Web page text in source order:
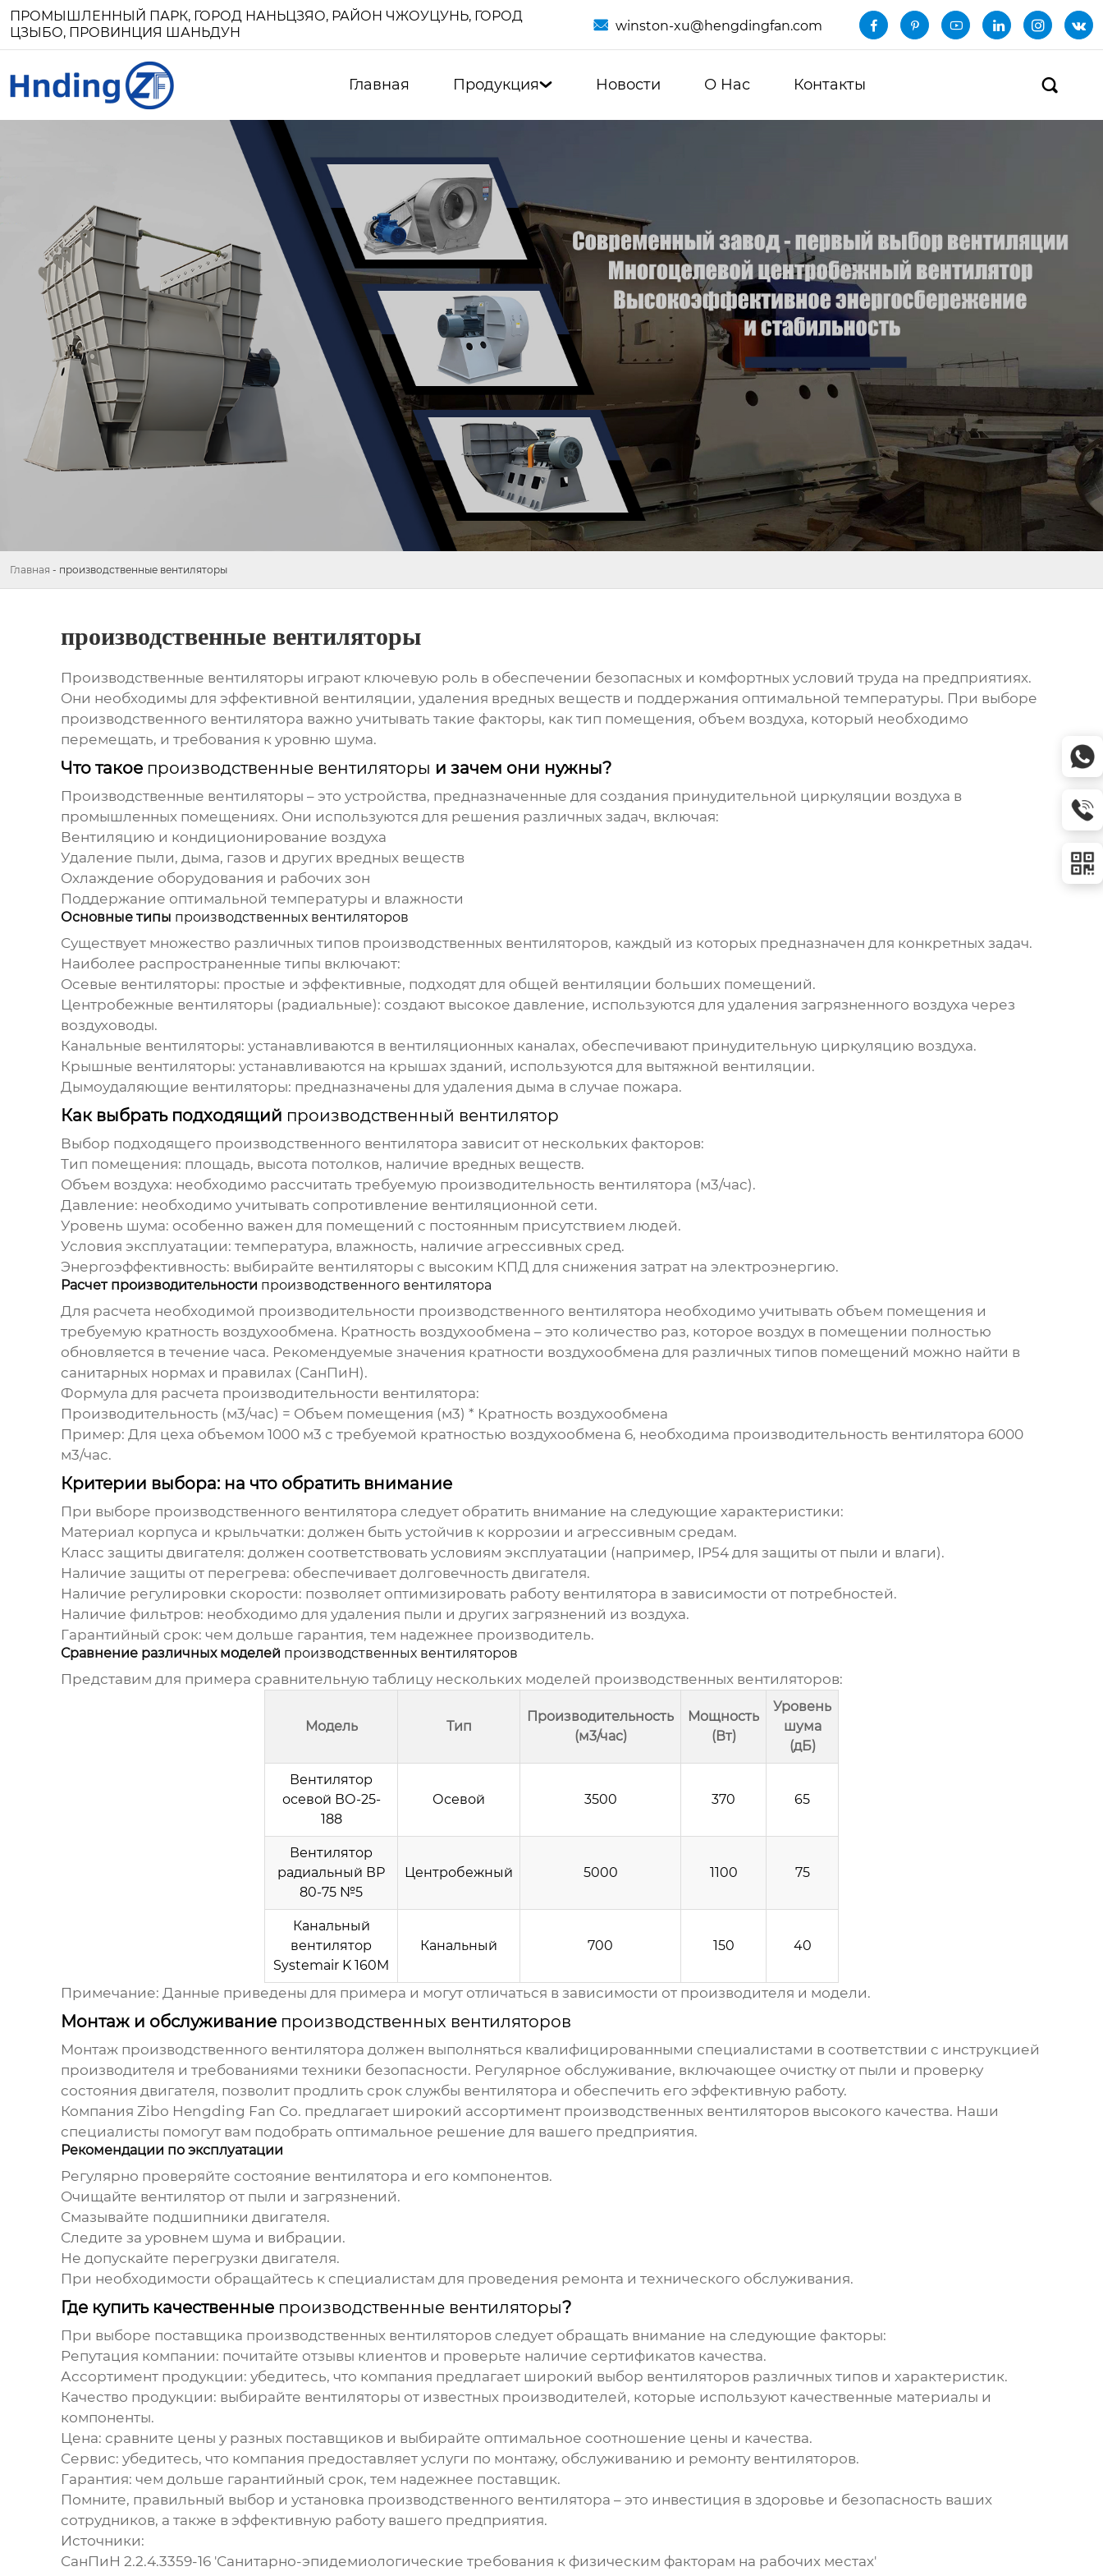
ПРОМЫШЛЕННЫЙ ПАРК, ГОРОД НАНЬЦЗЯО, РАЙОН ЧЖОУЦУНЬ, ГОРОД
ЦЗЫБО, ПРОВИНЦИЯ ШАНЬДУН
 winston-xu@hengdingfan.com      
Главная Продукция Новости О Нас Контакты 
Главная - производственные вентиляторы
производственные вентиляторы
Производственные вентиляторы играют ключевую роль в обеспечении безопасных и комфортных условий труда на предприятиях.
Они необходимы для эффективной вентиляции, удаления вредных веществ и поддержания оптимальной температуры. При выборе
производственного вентилятора важно учитывать такие факторы, как тип помещения, объем воздуха, который необходимо
перемещать, и требования к уровню шума.
Что такое производственные вентиляторы и зачем они нужны?
Производственные вентиляторы – это устройства, предназначенные для создания принудительной циркуляции воздуха в
промышленных помещениях. Они используются для решения различных задач, включая:
Вентиляцию и кондиционирование воздуха
Удаление пыли, дыма, газов и других вредных веществ
Охлаждение оборудования и рабочих зон
Поддержание оптимальной температуры и влажности
Основные типы производственных вентиляторов
Существует множество различных типов производственных вентиляторов, каждый из которых предназначен для конкретных задач.
Наиболее распространенные типы включают:
Осевые вентиляторы: простые и эффективные, подходят для общей вентиляции больших помещений.
Центробежные вентиляторы (радиальные): создают высокое давление, используются для удаления загрязненного воздуха через
воздуховоды.
Канальные вентиляторы: устанавливаются в вентиляционных каналах, обеспечивают принудительную циркуляцию воздуха.
Крышные вентиляторы: устанавливаются на крышах зданий, используются для вытяжной вентиляции.
Дымоудаляющие вентиляторы: предназначены для удаления дыма в случае пожара.
Как выбрать подходящий производственный вентилятор
Выбор подходящего производственного вентилятора зависит от нескольких факторов:
Тип помещения: площадь, высота потолков, наличие вредных веществ.
Объем воздуха: необходимо рассчитать требуемую производительность вентилятора (м3/час).
Давление: необходимо учитывать сопротивление вентиляционной сети.
Уровень шума: особенно важен для помещений с постоянным присутствием людей.
Условия эксплуатации: температура, влажность, наличие агрессивных сред.
Энергоэффективность: выбирайте вентиляторы с высоким КПД для снижения затрат на электроэнергию.
Расчет производительности производственного вентилятора
Для расчета необходимой производительности производственного вентилятора необходимо учитывать объем помещения и
требуемую кратность воздухообмена. Кратность воздухообмена – это количество раз, которое воздух в помещении полностью
обновляется в течение часа. Рекомендуемые значения кратности воздухообмена для различных типов помещений можно найти в
санитарных нормах и правилах (СанПиН).
Формула для расчета производительности вентилятора:
Производительность (м3/час) = Объем помещения (м3) * Кратность воздухообмена
Пример: Для цеха объемом 1000 м3 с требуемой кратностью воздухообмена 6, необходима производительность вентилятора 6000
м3/час.
Критерии выбора: на что обратить внимание
При выборе производственного вентилятора следует обратить внимание на следующие характеристики:
Материал корпуса и крыльчатки: должен быть устойчив к коррозии и агрессивным средам.
Класс защиты двигателя: должен соответствовать условиям эксплуатации (например, IP54 для защиты от пыли и влаги).
Наличие защиты от перегрева: обеспечивает долговечность двигателя.
Наличие регулировки скорости: позволяет оптимизировать работу вентилятора в зависимости от потребностей.
Наличие фильтров: необходимо для удаления пыли и других загрязнений из воздуха.
Гарантийный срок: чем дольше гарантия, тем надежнее производитель.
Сравнение различных моделей производственных вентиляторов
Представим для примера сравнительную таблицу нескольких моделей производственных вентиляторов:
Модель Тип
Производительность
(м3/час)
Мощность
(Вт)
Уровень
шума
(дБ)
Вентилятор
осевой ВО-25-
188
Осевой 3500 370 65
Вентилятор
радиальный ВР
80-75 №5
Центробежный 5000 1100 75
Канальный
вентилятор
Systemair K 160M
Канальный 700 150 40
Примечание: Данные приведены для примера и могут отличаться в зависимости от производителя и модели.
Монтаж и обслуживание производственных вентиляторов
Монтаж производственного вентилятора должен выполняться квалифицированными специалистами в соответствии с инструкцией
производителя и требованиями техники безопасности. Регулярное обслуживание, включающее очистку от пыли и проверку
состояния двигателя, позволит продлить срок службы вентилятора и обеспечить его эффективную работу.
Компания Zibo Hengding Fan Co. предлагает широкий ассортимент производственных вентилятороввысокого качества. Наши
специалисты помогут вам подобрать оптимальное решение для вашего предприятия.
Рекомендации по эксплуатации
Регулярно проверяйте состояние вентилятора и его компонентов.
Очищайте вентилятор от пыли и загрязнений.
Смазывайте подшипники двигателя.
Следите за уровнем шума и вибрации.
Не допускайте перегрузки двигателя.
При необходимости обращайтесь к специалистам для проведения ремонта и технического обслуживания.
Где купить качественные производственные вентиляторы?
При выборе поставщика производственных вентиляторовследует обращать внимание на следующие факторы:
Репутация компании: почитайте отзывы клиентов и проверьте наличие сертификатов качества.
Ассортимент продукции: убедитесь, что компания предлагает широкий выбор вентиляторов различных типов и характеристик.
Качество продукции: выбирайте вентиляторы от известных производителей, которые используют качественные материалы и
компоненты.
Цена: сравните цены у разных поставщиков и выбирайте оптимальное соотношение цены и качества.
Сервис: убедитесь, что компания предоставляет услуги по монтажу, обслуживанию и ремонту вентиляторов.
Гарантия: чем дольше гарантийный срок, тем надежнее поставщик.
Помните, правильный выбор и установка производственного вентилятора – это инвестиция в здоровье и безопасность ваших
сотрудников, а также в эффективную работу вашего предприятия.
Источники:
СанПиН 2.2.4.3359-16 'Санитарно-эпидемиологические требования к физическим факторам на рабочих местах'